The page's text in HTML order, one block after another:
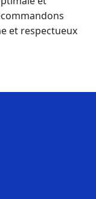
et respectueux